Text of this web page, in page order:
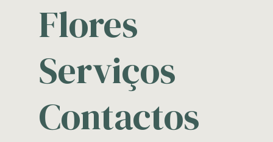
Flores
Serviços
Contactos